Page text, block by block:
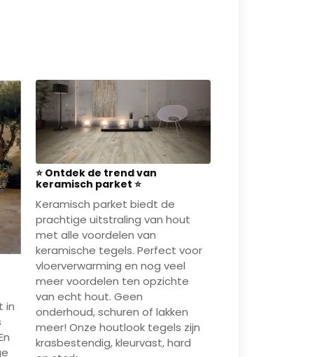
in
⭐ Ontdek de trend van
keramisch parket ⭐
Keramisch parket biedt de
prachtige uitstraling van hout
met alle voordelen van
keramische tegels. Perfect voor
vloerverwarming en nog veel
meer voordelen ten opzichte
van echt hout. Geen
onderhoud, schuren of lakken
meer! Onze houtlook tegels zijn
krasbestendig, kleurvast, hard